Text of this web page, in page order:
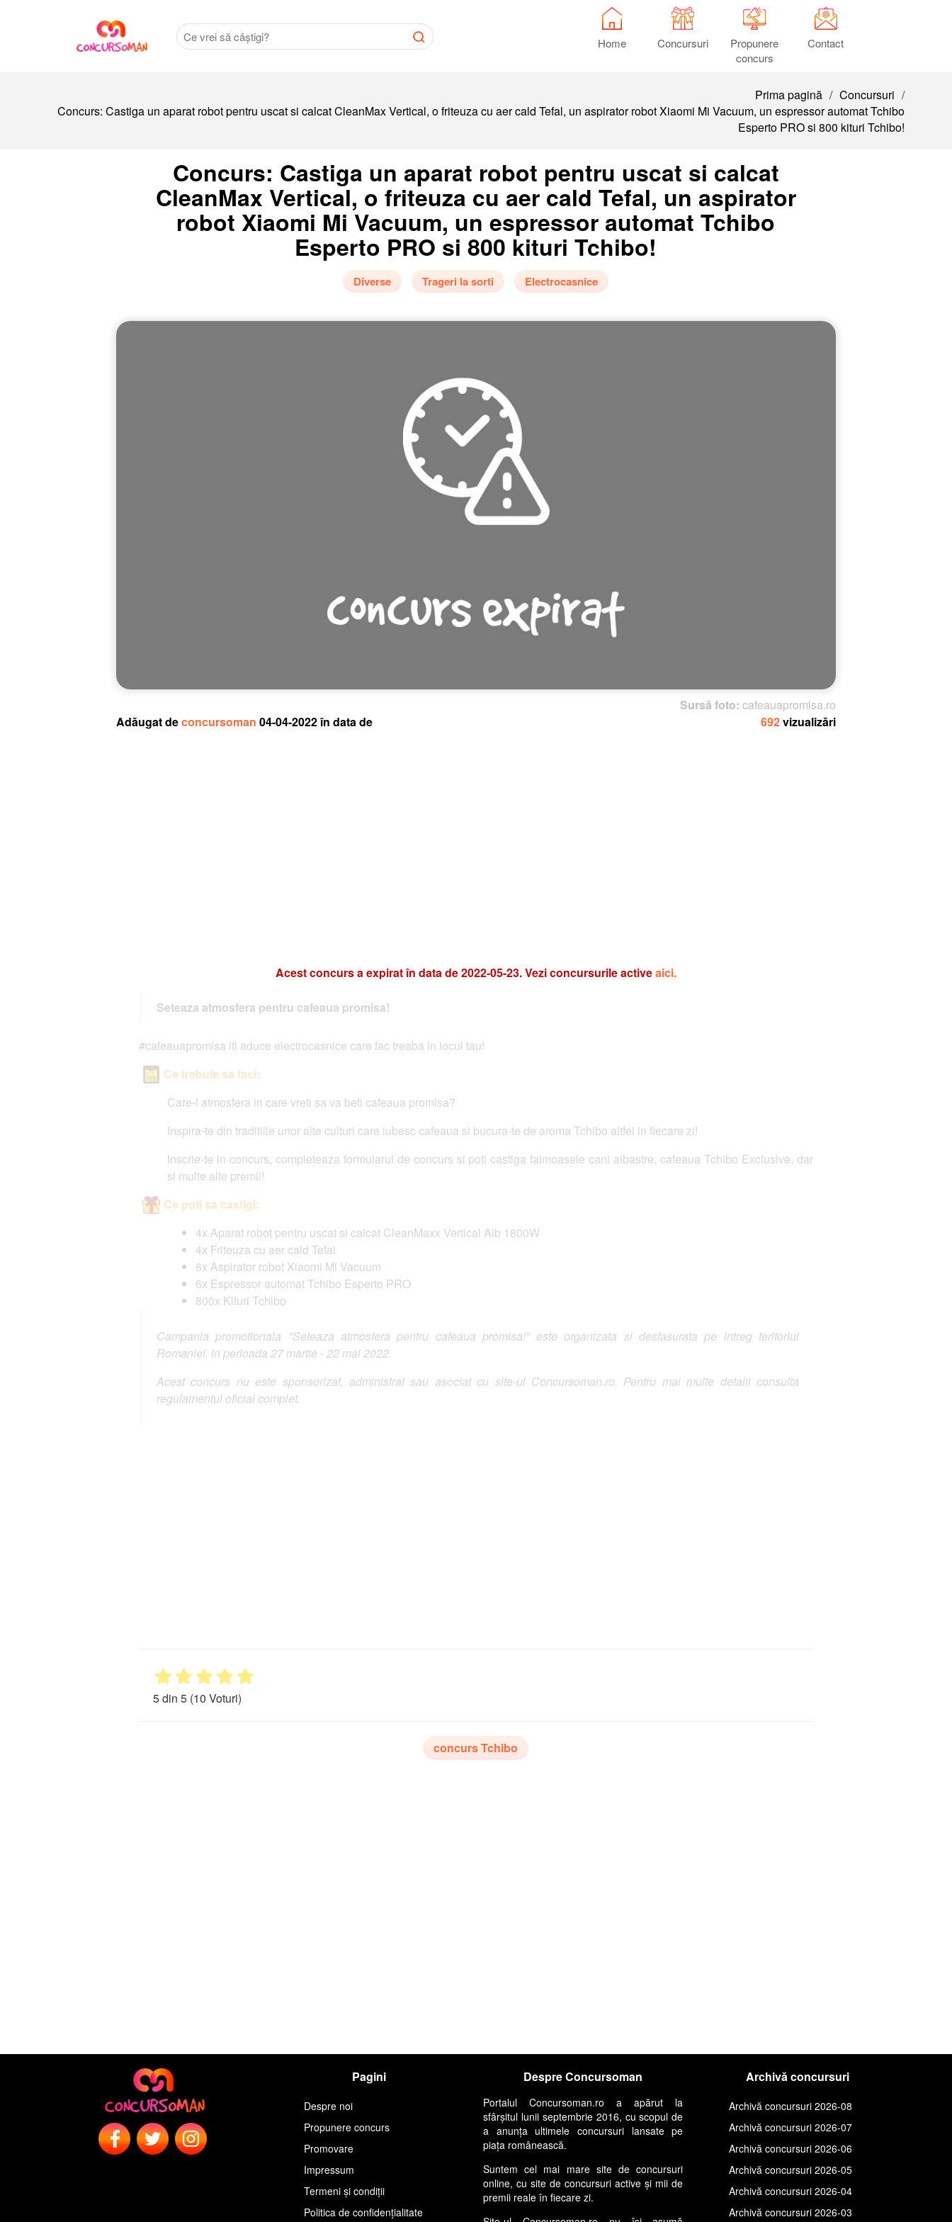
Home Concursuri
Propunere
concurs
Contact
Prima pagină / Concursuri /
Concurs: Castiga un aparat robot pentru uscat si calcat CleanMax Vertical, o friteuza cu aer cald Tefal, un aspirator robot Xiaomi Mi Vacuum, un espressor automat Tchibo
Esperto PRO si 800 kituri Tchibo!
Concurs: Castiga un aparat robot pentru uscat si calcat
CleanMax Vertical, o friteuza cu aer cald Tefal, un aspirator
robot Xiaomi Mi Vacuum, un espressor automat Tchibo
Esperto PRO si 800 kituri Tchibo!
Diverse Trageri la sorti Electrocasnice
Sursă foto:cafeauapromisa.ro
Adăugat deconcursoman 04-04-2022 în data de 692vizualizări
Acest concurs a expirat în data de 2022-05-23. Vezi concursurile activeaici.
Seteaza atmosfera pentru cafeaua promisa!
#cafeauapromisa iti aduce electrocasnice care fac treaba in locul tau!
Ce trebuie sa faci:
Care-i atmosfera in care vreti sa va beti cafeaua promisa?
Inspira-te din traditiile unor alte culturi care iubesc cafeaua si bucura-te de aroma Tchibo altfel in fiecare zi!
Inscrie-te in concurs, completeaza formularul de concurs si poti castiga faimoasele cani albastre, cafeaua Tchibo Exclusive, dar
si multe alte premii!
Ce poti sa castigi:
4x Aparat robot pentru uscat si calcat CleanMaxx Vertical Alb 1800W
4x Friteuza cu aer cald Tefal
6x Aspirator robot Xiaomi Mi Vacuum
6x Espressor automat Tchibo Esperto PRO
800x Kituri Tchibo
Campania promotionala "Seteaza atmosfera pentru cafeaua promisa!" este organizata si desfasurata pe intreg teritoriul
Romaniei, in perioada 27 martie - 22 mai 2022.
Acest concurs nu este sponsorizat, administrat sau asociat cu site-ul Concursoman.ro. Pentru mai multe detalii consulta
regulamentul oficial complet.
5 din 5 (10 Voturi)
concurs Tchibo
Pagini
Despre noi
Propunere concurs
Promovare
Impressum
Termeni și condiții
Politica de confidențialitate
Despre Concursoman
Portalul Concursoman.ro a apărut la
sfârșitul lunii septembrie 2016, cu scopul de
a anunța ultimele concursuri lansate pe
piața românească.
Suntem cel mai mare site de concursuri
online, cu site de concursuri active și mii de
premii reale în fiecare zi.
Archivă concursuri
Archivă concursuri 2026-08
Archivă concursuri 2026-07
Archivă concursuri 2026-06
Archivă concursuri 2026-05
Archivă concursuri 2026-04
Archivă concursuri 2026-03